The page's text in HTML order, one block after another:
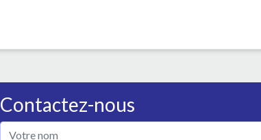
Contactez-nous